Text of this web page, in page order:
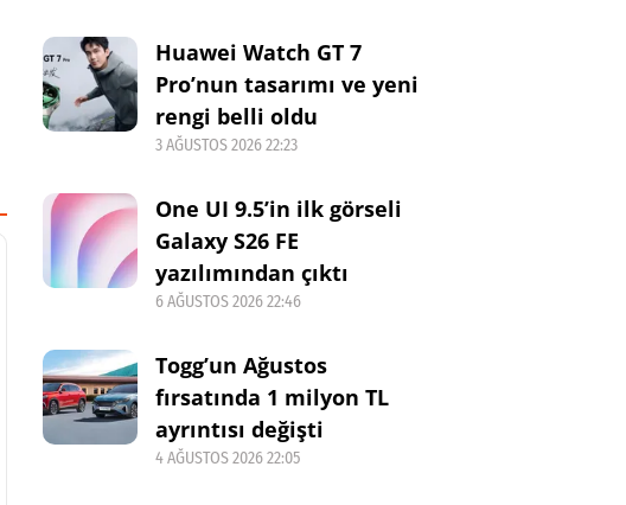
Huawei Watch GT 7
Pro’nun tasarımı ve yeni
rengi belli oldu
3 AĞUSTOS 2026 22:23
One UI 9.5’in ilk görseli
Galaxy S26 FE
yazılımından çıktı
6 AĞUSTOS 2026 22:46
Togg’un Ağustos
fırsatında 1 milyon TL
ayrıntısı değişti
4 AĞUSTOS 2026 22:05